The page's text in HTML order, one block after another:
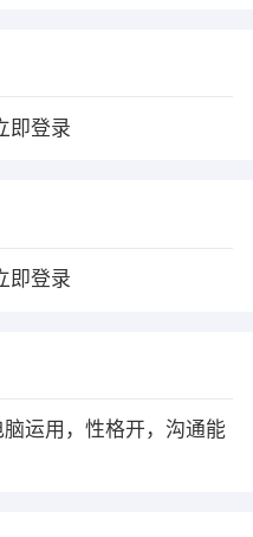
即登录
即登录
运用，性格开，沟通能